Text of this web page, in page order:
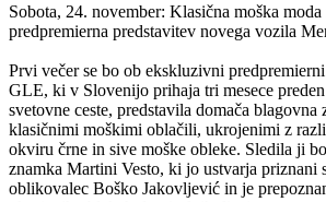
Sobota, 24. november: Klasična moška
predpremierna predstavitev novega vozila
Prvi večer se bo ob ekskluzivni
GLE, ki v Slovenijo prihaja tri mesece
svetovne ceste, predstavila domača blagovna
klasičnimi moškimi oblačili, ukrojenimi z
okviru črne in sive moške obleke. Sledila ji
znamka Martini Vesto, ki jo ustvarja priznani
oblikovalec Boško Jakovljević in je